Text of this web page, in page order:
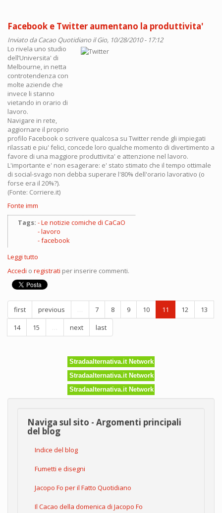
Facebook e Twitter aumentano la produttivita'
Inviato daCacao Quotidiano il Gio, 10/28/2010 - 17:12
Lo rivela uno studio
dell’Universita' di
Melbourne, in netta
controtendenza con
molte aziende che
invece li stanno
vietando in orario di
lavoro.
Navigare in rete,
aggiornare il proprio
profilo Facebook o scrivere qualcosa su Twitter rende gli impiegati
rilassati e piu' felici, concede loro qualche momento di divertimento a
favore di una maggiore produttivita' e attenzione nel lavoro.
L'importante e' non esagerare: e' stato stimato che il tempo ottimale
di social-svago non debba superare l'80% dell'orario lavorativo (o
forse era il 20%?).
(Fonte: Corriere.it)
Fonte imm
Tags:
Le notizie comiche di CaCaO
lavoro
facebook
Leggi tutto
e
Twitter
aumentano
la
produttivita'
Accedi o registrati per inserire commenti.
first previous … 7 8 9 10 11 12
13
14
15 … next last
Stradaalternativa.it Network
Stradaalternativa.it Network
Stradaalternativa.it Network
Naviga sul sito - Argomenti principali
del blog
Indice del blog
Fumetti e disegni
Jacopo Fo per il Fatto Quotidiano
Il Cacao della domenica di Jacopo Fo